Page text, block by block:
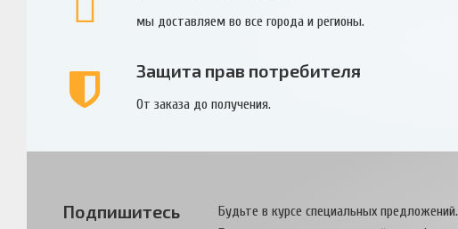
мы доставляем во все города и регионы.
Защита прав потребителя
От заказа до получения.
Подпишитесь
Будьте в курсе специальных предложений.